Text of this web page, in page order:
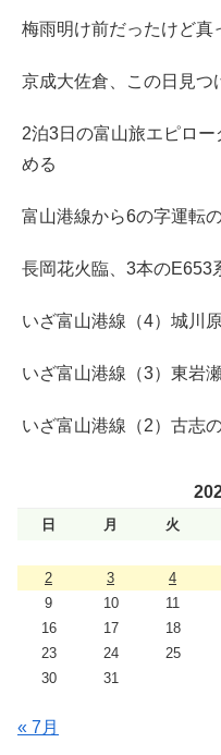
梅雨明け前だったけど真
京成大佐倉、この日見つ
2泊3日の富山旅エピロ
める
富山港線から6の字運転
長岡花火臨、3本のE653
いざ富山港線（4）城川
いざ富山港線（3）東岩
いざ富山港線（2）古志
日 月 火
2
3 4
9
10 11
16
17 18
23
24 25
30
31
« 7月